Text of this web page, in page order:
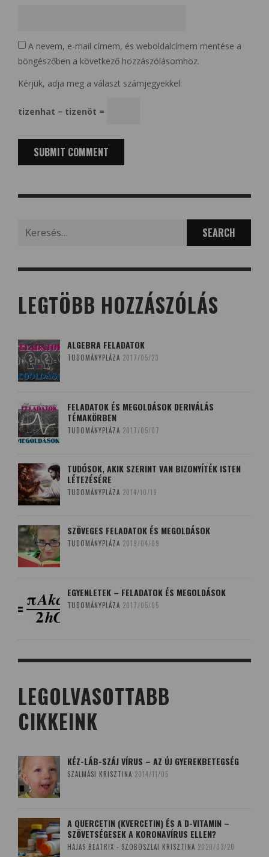
A nevem, e-mail címem, és weboldalcímem mentése a
böngészőben a következő hozzászólásomhoz.
Kérjük, adja meg a választ számjegyekkel:
tizenhat − tizenöt =
LEGTÖBB HOZZÁSZÓLÁS
ALGEBRA FELADATOK
TUDOMÁNYPLÁZA 2017/05/23
FELADATOK ÉS MEGOLDÁSOK DERIVÁLÁS
TÉMAKÖRBEN
TUDOMÁNYPLÁZA 2017/05/07
TUDÓSOK, AKIK SZERINT VAN BIZONYÍTÉK ISTEN
LÉTEZÉSÉRE
TUDOMÁNYPLÁZA 2014/10/19
SZÖVEGES FELADATOK ÉS MEGOLDÁSOK
TUDOMÁNYPLÁZA 2019/04/09
EGYENLETEK – FELADATOK ÉS MEGOLDÁSOK
TUDOMÁNYPLÁZA 2017/05/05
LEGOLVASOTTABB
CIKKEINK
KÉZ-LÁB-SZÁJ VÍRUS – AZ ÚJ GYEREKBETEGSÉG
SZALMÁSI KRISZTINA 2014/11/05
A QUERCETIN (KVERCETIN) ÉS A D-VITAMIN –
SZÖVETSÉGESEK A KORONAVÍRUS ELLEN?
HAJAS BEATRIX - SZOBOSZLAI KRISZTINA 2020/03/20